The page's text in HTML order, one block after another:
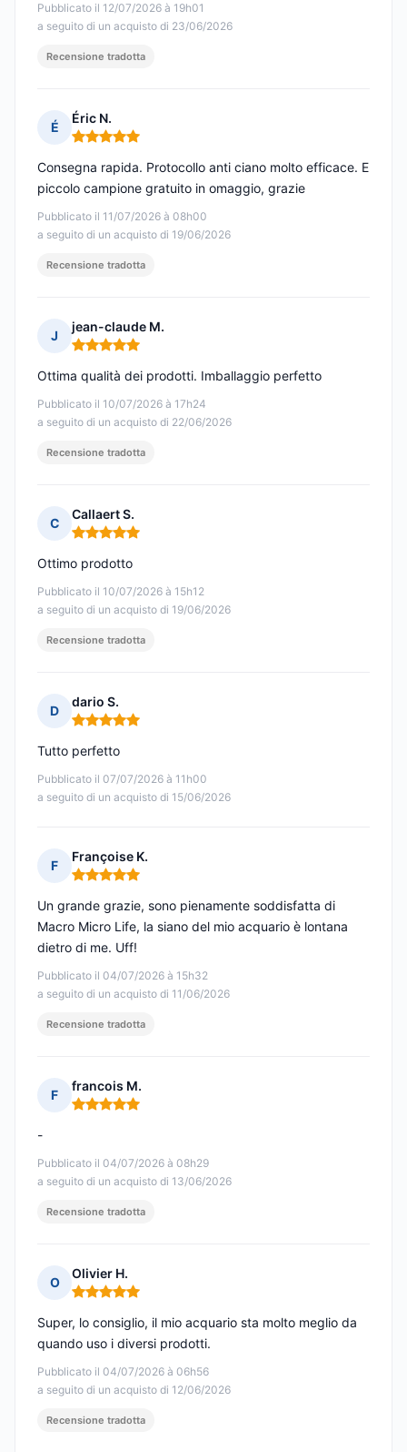
Pubblicato il 12/07/2026 à 19h01
a seguito di un acquisto di 23/06/2026
Recensione tradotta
É
Éric N.
Nota: 5 su 5
Pubblicato il 11/07/2026 à 08h00
a seguito di un acquisto di 19/06/2026
Consegna rapida. Protocollo anti ciano molto efficace. E
piccolo campione gratuito in omaggio, grazie
Recensione tradotta
J
jean-claude M.
Nota: 5 su 5
Pubblicato il 10/07/2026 à 17h24
a seguito di un acquisto di 22/06/2026
Ottima qualità dei prodotti. Imballaggio perfetto
Recensione tradotta
C
Callaert S.
Nota: 5 su 5
Pubblicato il 10/07/2026 à 15h12
a seguito di un acquisto di 19/06/2026
Ottimo prodotto
Recensione tradotta
D
dario S.
Nota: 5 su 5
Pubblicato il 07/07/2026 à 11h00
a seguito di un acquisto di 15/06/2026
Tutto perfetto
F
Françoise K.
Nota: 5 su 5
Pubblicato il 04/07/2026 à 15h32
a seguito di un acquisto di 11/06/2026
Un grande grazie, sono pienamente soddisfatta di
Macro Micro Life, la siano del mio acquario è lontana
dietro di me. Uff!
Recensione tradotta
F
francois M.
Nota: 5 su 5
Pubblicato il 04/07/2026 à 08h29
a seguito di un acquisto di 13/06/2026
-
Recensione tradotta
O
Olivier H.
Nota: 5 su 5
Pubblicato il 04/07/2026 à 06h56
a seguito di un acquisto di 12/06/2026
Super, lo consiglio, il mio acquario sta molto meglio da
quando uso i diversi prodotti.
Recensione tradotta